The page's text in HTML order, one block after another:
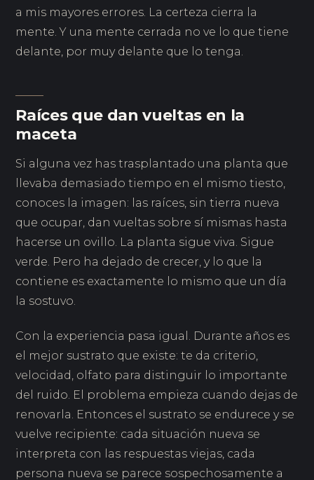
a mis mayores errores. La certeza cierra la
mente. Y una mente cerrada no ve lo que tiene
delante, por muy delante que lo tenga.
Raíces que dan vueltas en la
maceta
Si alguna vez has trasplantado una planta que
llevaba demasiado tiempo en el mismo tiesto,
conoces la imagen: las raíces, sin tierra nueva
que ocupar, dan vueltas sobre sí mismas hasta
hacerse un ovillo. La planta sigue viva. Sigue
verde. Pero ha dejado de crecer, y lo que la
contiene es exactamente lo mismo que un día
la sostuvo.
Con la experiencia pasa igual. Durante años es
el mejor sustrato que existe: te da criterio,
velocidad, olfato para distinguir lo importante
del ruido. El problema empieza cuando dejas de
renovarla. Entonces el sustrato se endurece y se
vuelve recipiente: cada situación nueva se
interpreta con las respuestas viejas, cada
persona nueva se parece sospechosamente a